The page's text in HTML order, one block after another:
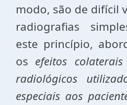
modo, são de difícil
radiografias
este princípio,
os efeitos
radiológicos
especiais aos